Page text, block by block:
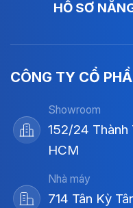
HỒ SƠ
CÔNG TY CỔ
Showroom
152/24 Thành
HCM
Nhà máy
714 Tân Kỳ